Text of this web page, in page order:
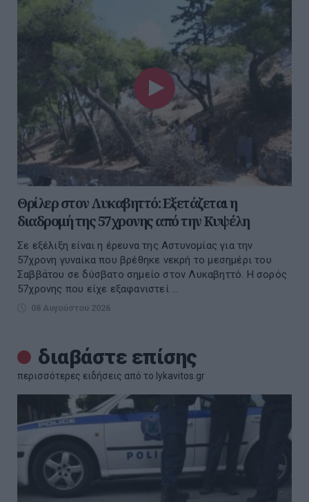
Θρίλερ στον Λυκαβηττό: Εξετάζεται η
διαδρομή της 57χρονης από την Κυψέλη
Σε εξέλιξη είναι η έρευνα της Αστυνομίας για την
57χρονη γυναίκα που βρέθηκε νεκρή το μεσημέρι του
Σαββάτου σε δύσβατο σημείο στον Λυκαβηττό. Η σορός
57χρονης που είχε εξαφανιστεί ...
08 Αυγούστου 2026
διαβάστε επίσης
περισσότερες ειδήσεις από το lykavitos.gr